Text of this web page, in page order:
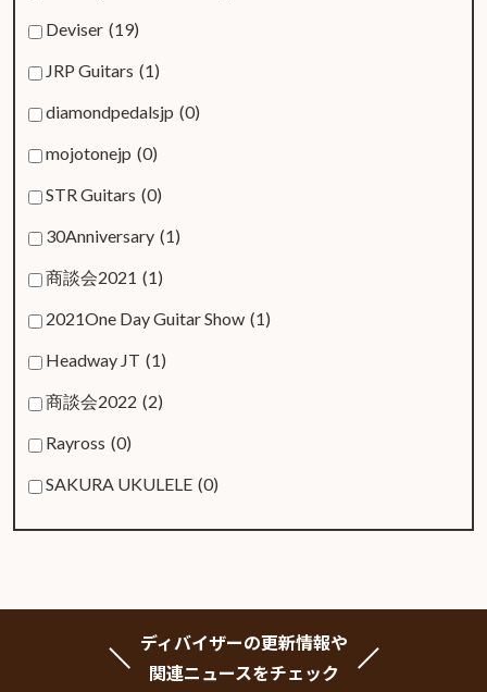
Deviser (19)
JRP Guitars (1)
diamondpedalsjp (0)
mojotonejp (0)
STR Guitars (0)
30Anniversary (1)
商談会2021 (1)
2021One Day Guitar Show (1)
Headway JT (1)
商談会2022 (2)
Rayross (0)
SAKURA UKULELE (0)
ディバイザーの更新情報や
関連ニュースをチェック